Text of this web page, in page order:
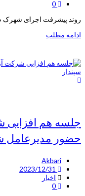
روند پیشرفت اجرای شهرک
ادامه مطلب
جلسه هم افزایی
حضور مدیرعامل
Akbari
اخبار